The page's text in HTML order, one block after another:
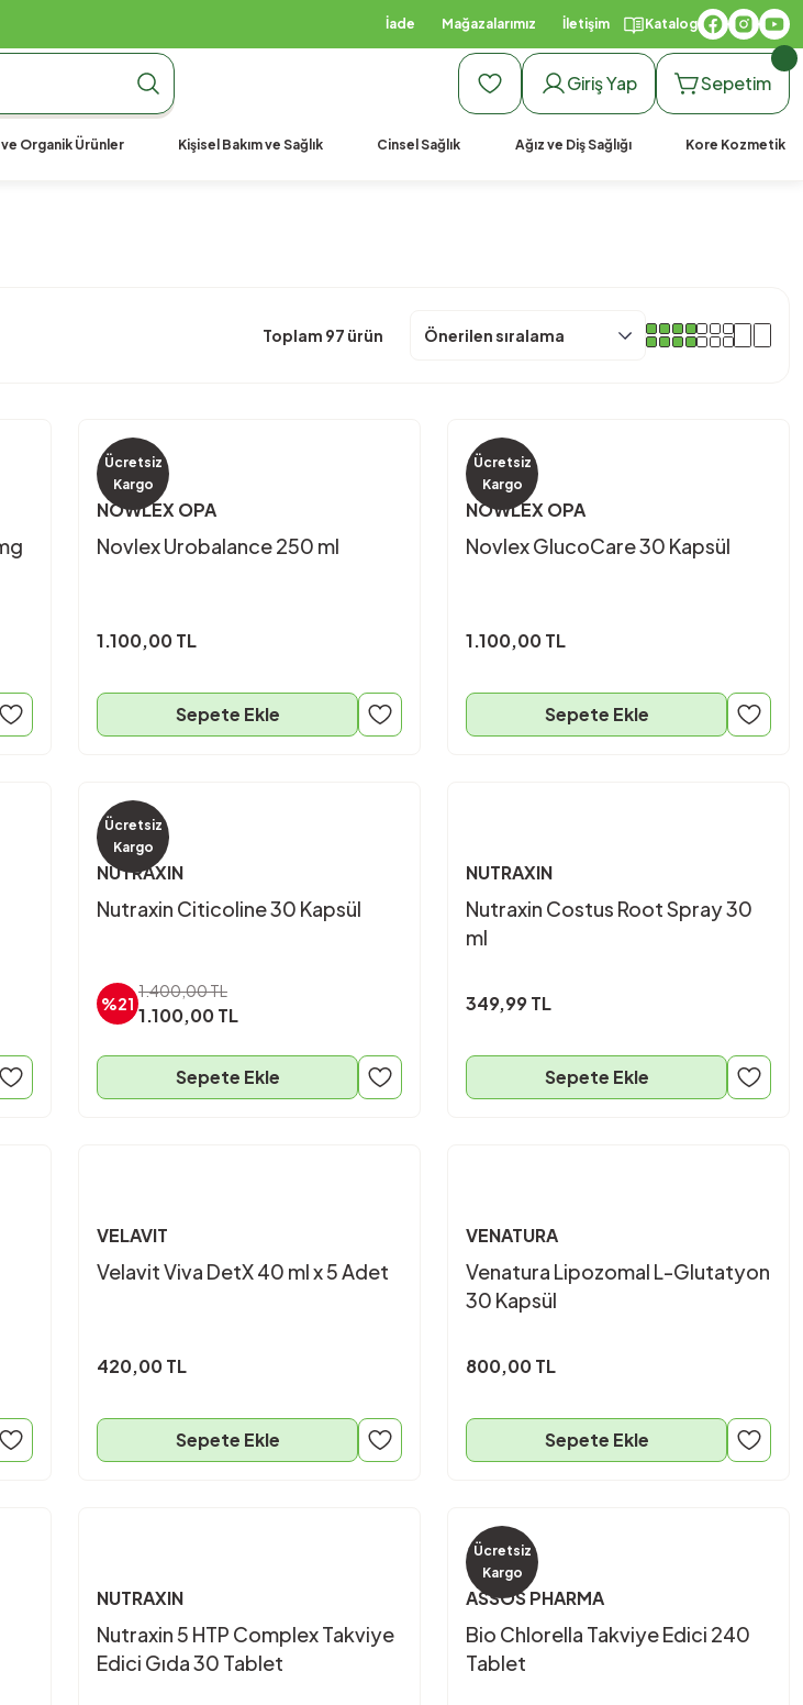
990 TL Üzeri Ücretsiz Kargo
İade Mağazalarımız İletişim Katalog
Giriş Yap Sepetim
Organik Ürünler Kişisel Bakım ve Sağlık Cinsel Sağlık Ağız ve Diş Sağlığı Kore Kozmetik
Toplam 97 ürün
Ücretsiz
Kargo
NOWLEX OPA
Novlex Urobalance 250 ml
1.100,00 TL
Sepete Ekle
Ücretsiz
Kargo
NOWLEX OPA
Novlex GlucoCare 30 Kapsül
1.100,00 TL
Sepete Ekle
Ücretsiz
Kargo
NUTRAXIN
Nutraxin Citicoline 30 Kapsül
%21
1.400,00 TL
1.100,00 TL
Sepete Ekle
NUTRAXIN
Nutraxin Costus Root Spray 30
ml
349,99 TL
Sepete Ekle
VELAVIT
Velavit Viva DetX 40 ml x 5 Adet
420,00 TL
Sepete Ekle
VENATURA
Venatura Lipozomal L-Glutatyon
30 Kapsül
800,00 TL
Sepete Ekle
NUTRAXIN
Nutraxin 5 HTP Complex Takviye
Edici Gıda 30 Tablet
Ücretsiz
Kargo
ASSOS PHARMA
Bio Chlorella Takviye Edici 240
Tablet